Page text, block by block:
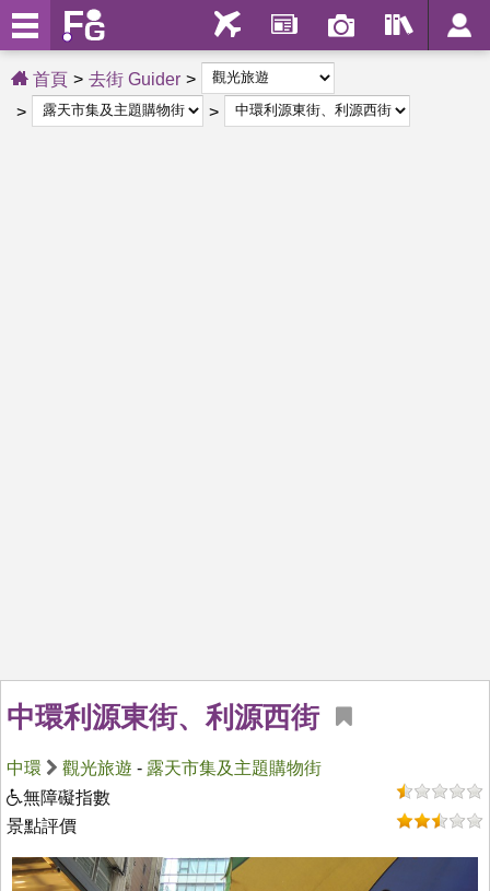
首頁 去街 Guider
中環利源東街、利源西街
中環 觀光旅遊 - 露天市集及主題購物街
無障礙指數
景點評價